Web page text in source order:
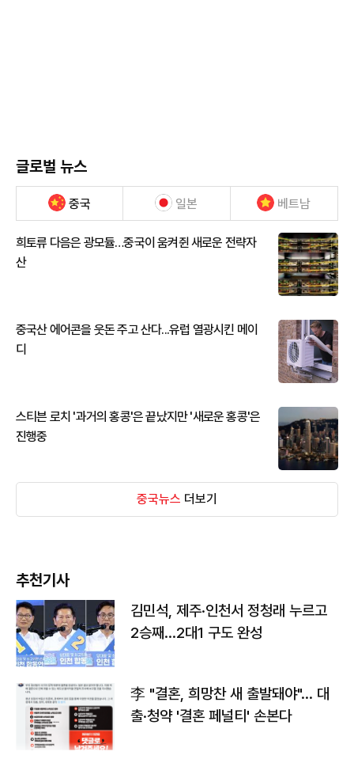
글로벌 뉴스
중국 일본 베트남
희토류 다음은 광모듈…중국이 움켜쥔 새로운 전략자
산
중국산 에어콘을 웃돈 주고 산다...유럽 열광시킨 메이
디
스티븐 로치 '과거의 홍콩'은 끝났지만 '새로운 홍콩'은
진행중
중국뉴스 더보기
추천기사
김민석, 제주·인천서 정청래 누르고
2승째…2대1 구도 완성
李 "결혼, 희망찬 새 출발돼야"… 대
출·청약 '결혼 페널티' 손본다